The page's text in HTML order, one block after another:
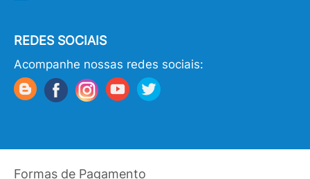
REDES SOCIAIS
Acompanhe nossas redes sociais:
Formas de Pagamento